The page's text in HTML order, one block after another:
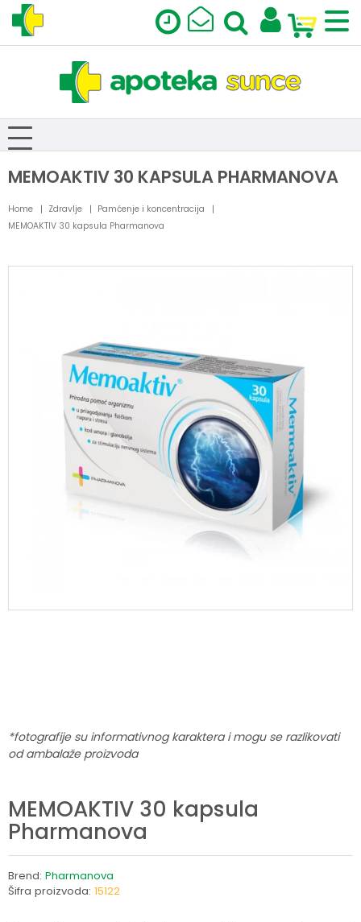
MEMOAKTIV 30 KAPSULA PHARMANOVA
Home Zdravlje
Pamćenje i koncentracija
MEMOAKTIV 30 kapsula Pharmanova
*fotografije su informativnog karaktera i mogu se razlikovati
od ambalaže proizvoda
MEMOAKTIV 30 kapsula
Pharmanova
Brend: Pharmanova
Šifra proizvoda: 15122